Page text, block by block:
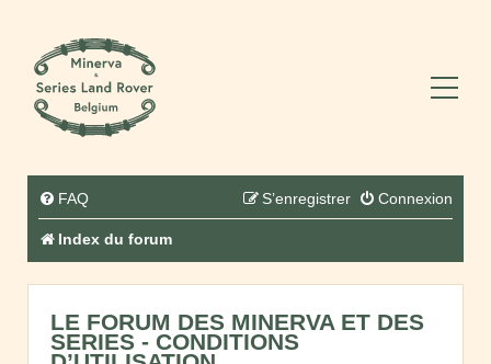
FAQ Connexion
S’enregistrer
Index du forum
LE FORUM DES MINERVA ET DES
SERIES - CONDITIONS